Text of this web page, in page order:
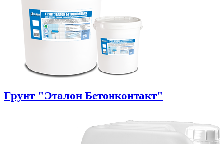
Грунт "Эталон Бетонконтакт"